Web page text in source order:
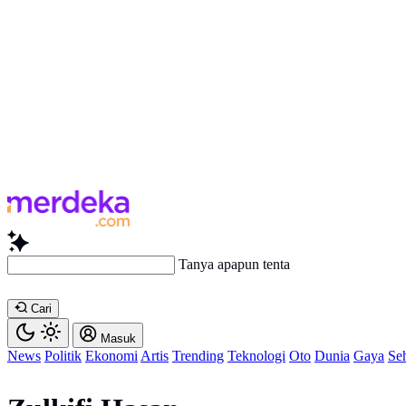
Tanya apapun tentang artikel
Cari
Masuk
News Politik Ekonomi Artis Trending Teknologi Oto Dunia Gaya